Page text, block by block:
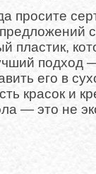
просите
пластик,
подход
его в
красок и
— это не